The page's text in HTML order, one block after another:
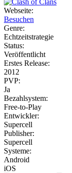
Webseite:
Besuchen
Genre:
Echtzeitstrategie
Status:
Veröffentlicht
Erstes Release:
2012
PVP:
Ja
Bezahlsystem:
Free-to-Play
Entwickler:
Supercell
Publisher:
Supercell
Systeme:
Android
iOS